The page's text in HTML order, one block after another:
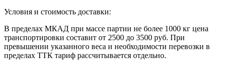
Условия и стоимость доставки:
В пределах МКАД при массе партии не более 1000 кг цена
транспортировки составит от 2500 до 3500 руб. При
превышении указанного веса и необходимости перевозки в
пределах ТТК тариф рассчитывается отдельно.